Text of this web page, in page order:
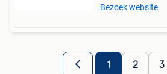
Bezoek website
1 2 3